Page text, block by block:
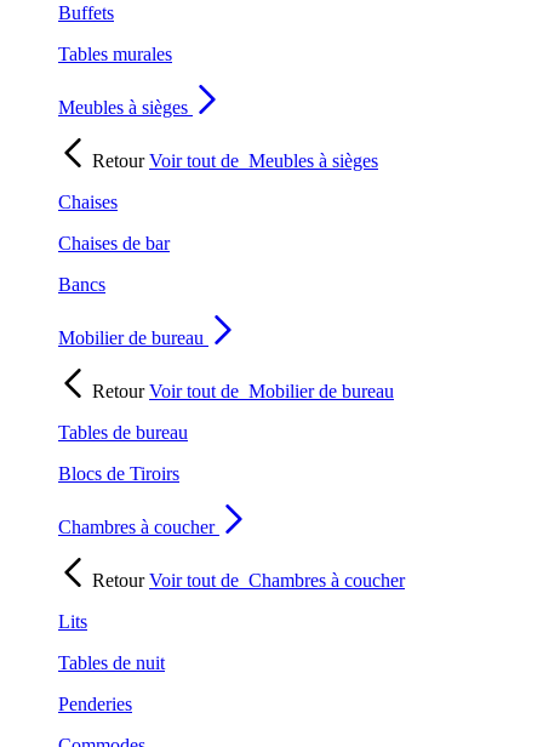
Buffets
Tables murales
Meubles à sièges
RetourVoir tout de Meubles à sièges
Chaises
Chaises de bar
Bancs
Mobilier de bureau
RetourVoir tout de Mobilier de bureau
Tables de bureau
Blocs de Tiroirs
Chambres à coucher
RetourVoir tout de Chambres à coucher
Lits
Tables de nuit
Penderies